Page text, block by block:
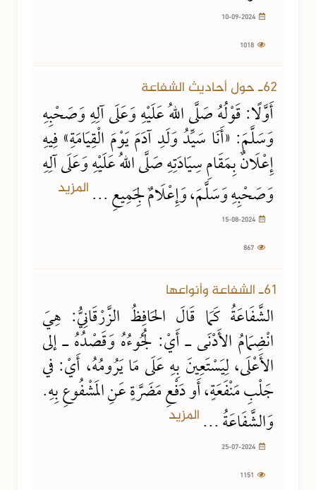
62ـ حول أحاديث الشفاعة
أَوَّلًا: قَوْلُهُ صَلَّى اللهُ عَلَيْهِ وَعَلَى آلِهِ وَصَحْبِهِ
وَسَلَّمَ: «أَنَا سَيِّدُ وَلَدِ آدَمَ يَوْمَ الْقِيَامَةِ» فِيهِ
إِعْلَانٌ بِمَقَامِ سِيَادَتِهِ صَلَّى اللهُ عَلَيْهِ وَعَلَى آلِهِ
وَصَحْبِهِ وَسَلَّمَ، وَإِعْلَامٌ لِجَمِيعِ ... المزيد
61ـ الشفاعة وأنواعها
الشَّفَاعَةُ كَمَا قَالَ الحَافِظُ الزَّرْقَانِيُّ: هِيَ
انْضِمَامُ الأَدْنَى ـ أَيْ: لُجُوءُهُ وَقَصْدُهُ ـ إلى
الأَعْلَى، لِيَسْتَعِينَ بِهِ عَلَى مَا يَرُومُهُ، أَيْ: في
جَلْبِ مَنْفَعَةٍ، أَو دَفْعِ مَضَرَّةٍ عَنِ المَشْفُوعِ بِهِ.
وَالشَّفَاعَةُ ... المزيد